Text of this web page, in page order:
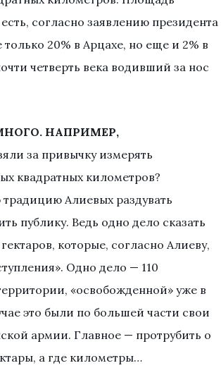
согласно заявлению президента
20% в Арцахе, но еще и 2% в
четверть века водивший за нос
НАПРИМЕР,
за привычку измерять
квадратных километров?
Алиевых раздувать
публику. Ведь одно дело сказать
которые, согласно Алиеву,
Одно дело — 110
«освобожденной» уже в
это были по большей части свои
армии. Главное — протрубить о
а где километры…